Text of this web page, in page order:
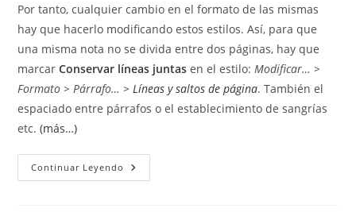
Por tanto, cualquier cambio en el formato de las mismas
hay que hacerlo modificando estos estilos. Así, para que
una misma nota no se divida entre dos páginas, hay que
marcarConservar líneas juntas en el estilo:Modificar… >
Formato > Párrafo… >Líneas y saltos de página. También el
espaciado entre párrafos o el establecimiento de sangrías
etc.(más…)
Continuar Leyendo Formato
De